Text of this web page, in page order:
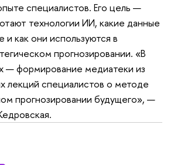
специалистов. Его цель —
технологии ИИ, какие данные
и как они используются в
прогнозировании. «В
— формирование медиатеки из
лекций специалистов о методе
прогнозировании будущего», —